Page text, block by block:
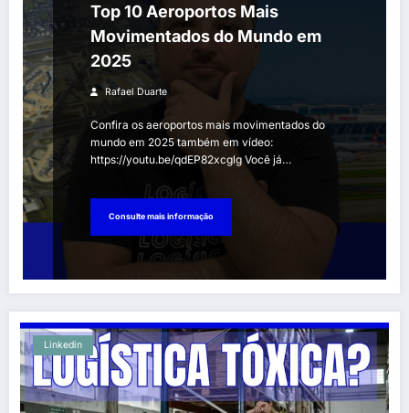
Top 10 Aeroportos Mais
Movimentados do Mundo em
2025
Rafael Duarte
Confira os aeroportos mais movimentados do
mundo em 2025 também em vídeo:
https://youtu.be/qdEP82xcglg Você já…
Consulte mais informação
Linkedin